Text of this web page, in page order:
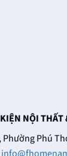
NỘI THẤT
Phường Phú